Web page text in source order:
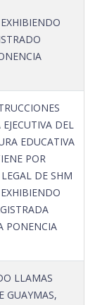
DEL
EDUCATIVA
POR
DE SHM
PONENCIA
LLAMAS
GUAYMAS,